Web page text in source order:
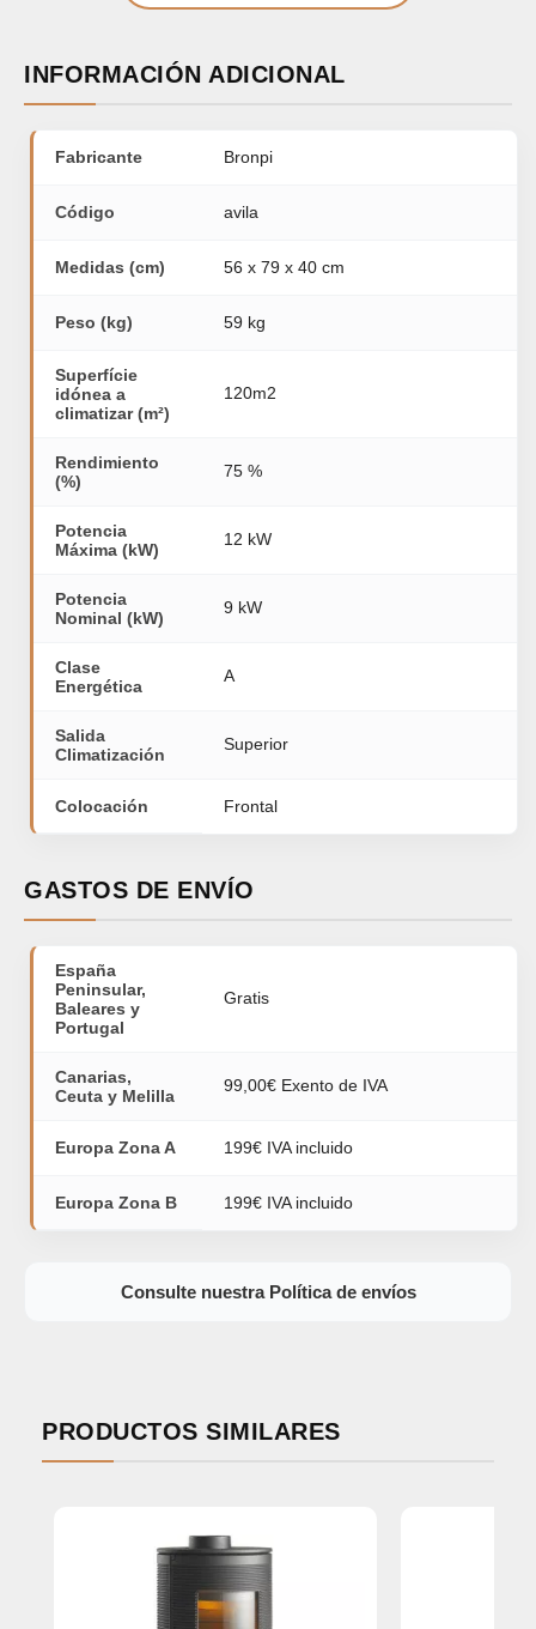
INFORMACIÓN ADICIONAL
Fabricante Bronpi
Código avila
Medidas (cm) 56 x 79 x 40 cm
Peso (kg) 59 kg
Superfície
idónea a
climatizar (m²)
120m2
Rendimiento
(%)
75 %
Potencia
Máxima (kW)
12 kW
Potencia
Nominal (kW)
9 kW
Clase
Energética
A
Salida
Climatización
Superior
Colocación Frontal
GASTOS DE ENVÍO
España
Peninsular,
Baleares y
Portugal
Gratis
Canarias,
Ceuta y Melilla
99,00€ Exento de IVA
Europa Zona A 199€ IVA incluido
Europa Zona B 199€ IVA incluido
Consulte nuestra Política de envíos
PRODUCTOS SIMILARES